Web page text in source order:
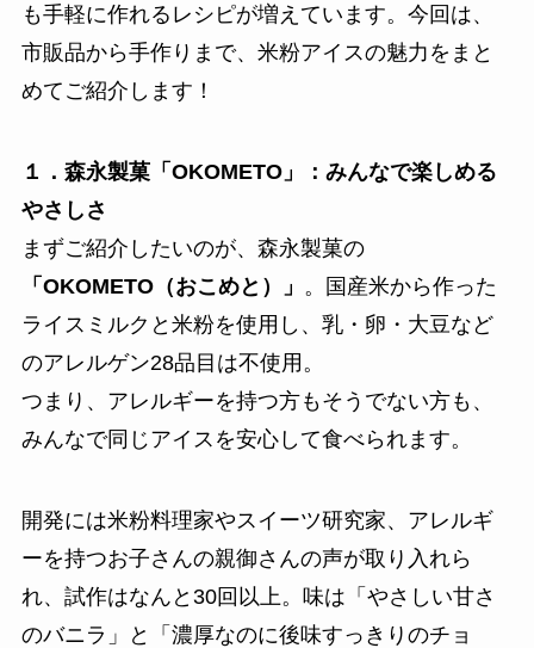
も手軽に作れるレシピが増えています。今回は、
市販品から手作りまで、米粉アイスの魅力をまと
めてご紹介します！
１．森永製菓「OKOMETO」：みんなで楽しめる
やさしさ
まずご紹介したいのが、森永製菓の
「OKOMETO（おこめと）」 。国産米から作った
ライスミルクと米粉を使用し、乳・卵・大豆など
のアレルゲン28品目は不使用。
つまり、アレルギーを持つ方もそうでない方も、
みんなで同じアイスを安心して食べられます。
開発には米粉料理家やスイーツ研究家、アレルギ
ーを持つお子さんの親御さんの声が取り入れら
れ、試作はなんと30回以上。味は「やさしい甘さ
のバニラ」と「濃厚なのに後味すっきりのチョ